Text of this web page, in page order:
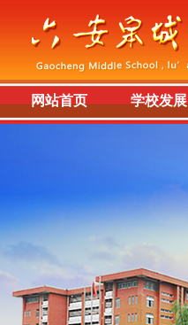
网站首页 学校发展